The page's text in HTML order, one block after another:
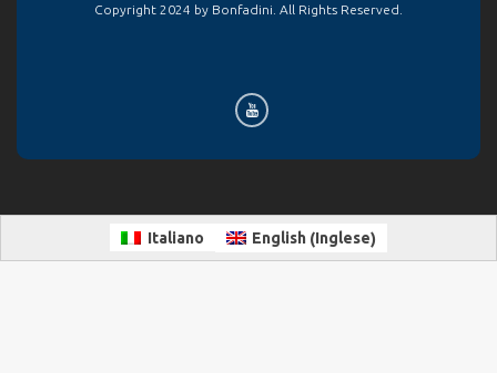
Copyright 2024 by Bonfadini. All Rights Reserved.
Italiano English (Inglese)